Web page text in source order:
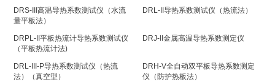
DRS-III高温导热系数测试仪（水流
量平板法）
DRL-II导热系数测试仪（热流法）
DRPL-II平板热流计导热系数测试仪
（平板热流计法)
DRJ-II金属高温导热系数测定仪
DRL-III-P导热系数测试仪（热流
法）（真空型）
DRH-V全自动双平板导热系数测定
仪（防护热板法）